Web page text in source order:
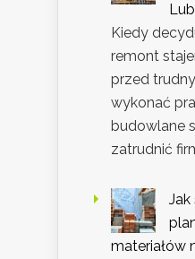
Kiedy
remont
przed
wykonać
budowlane
zatrudnić
Jak
materiałów